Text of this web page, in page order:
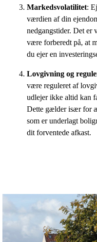
Markedsvolatilitet:
værdien af din
nedgangstider. Det er
være forberedt på, at
du ejer en
Lovgivning og
være reguleret af
udlejer ikke altid kan
Dette gælder især for
som er underlagt
dit forventede afkast.